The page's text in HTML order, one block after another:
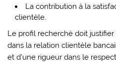
La contribution à la
clientèle.
Le profil recherché doit
dans la relation clientèle
et d’une rigueur dans le